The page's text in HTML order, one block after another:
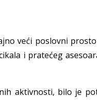
veći poslovni
i pratećeg
aktivnosti, bilo je